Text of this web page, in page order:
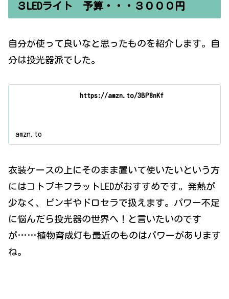
３LEDライト 予算・・・３０００円
自分が使って良いなと思ったものを紹介します。自
分は投光器派でした。
https://amzn.to/3BP8nKf
amzn.to
衣装ケースの上にそのまま置いて使いたいという方
にはコトブキフラットLEDがおすすめです。発熱が
少なく、ピンギやドロセラで扱えます。パワー不足
に悩んだら投光器の世界へ！と言いたいのです
が……植物育成灯も最近のものはパワーがあります
ね。